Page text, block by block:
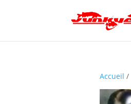
Accueil /